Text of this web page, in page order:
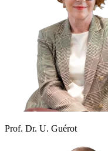
Prof. Dr. U. Guérot